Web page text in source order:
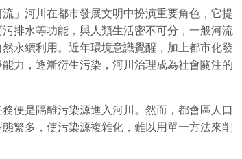
」河川在都市發展文明中扮演重要角色，它提
排水等功能，與人類生活密不可分，一般河流
永續利用。近年環境意識覺醒，加上都市化發
力，逐漸衍生污染，河川治理成為社會關注的
便是隔離污染源進入河川。然而，都會區人口
繁多，使污染源複雜化，難以用單一方法來削